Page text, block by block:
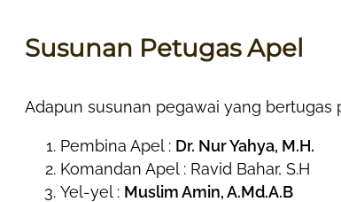
Susunan Petugas Apel
Adapun susunan pegawai yang bertugas
Pembina Apel : Dr. Nur Yahya, M.H.
Komandan Apel : Ravid Bahar, S.H
Yel-yel : Muslim Amin, A.Md.A.B